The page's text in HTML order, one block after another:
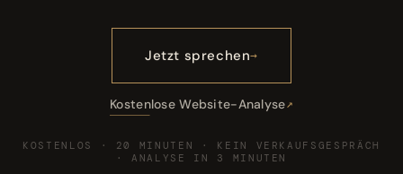
Jetzt sprechen
Kostenlose Website-Analyse
KOSTENLOS · 20 MINUTEN · KEIN VERKAUFSGESPRÄCH
· ANALYSE IN 3 MINUTEN